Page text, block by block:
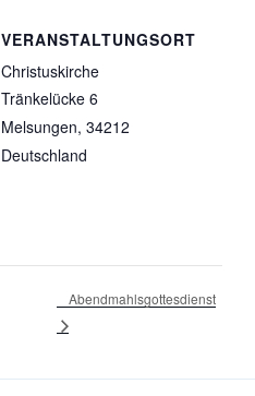
VERANSTALTUNGSORT
Christuskirche
Tränkelücke 6
Melsungen, 34212
Deutschland
Abendmahlsgottesdienst